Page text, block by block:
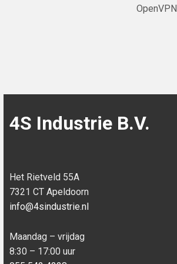
OpenVPN
4S Industrie B.V.
Het Rietveld 55A
7321 CT Apeldoorn
info@4sindustrie.nl
Maandag – vrijdag
8:30 – 17:00 uur